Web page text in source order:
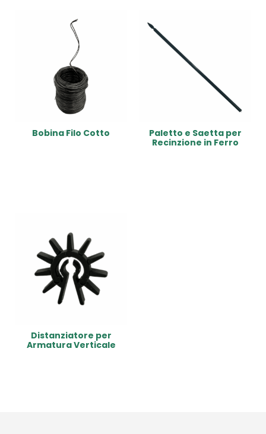
Bobina Filo Cotto
Paletto e Saetta per
Recinzione in Ferro
Distanziatore per
Armatura Verticale